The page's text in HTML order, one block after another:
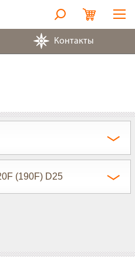
Контакты